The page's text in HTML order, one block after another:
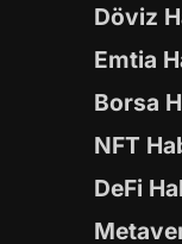
Döviz
Emtia
Borsa
NFT
DeFi